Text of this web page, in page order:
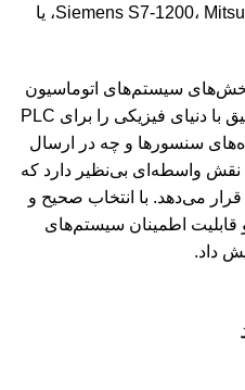
شما سازگار باشد (مانند Siemens S7-1200، Mitsubishi، یا
بخش‌های سیستم‌های اتوماسیون
صنعتی است که امکان تعامل دقیق با دنیای فیزیکی را برای PLC
سنسورها و چه در ارسال
نقش واسطه‌ای بی‌نظیر دارد که
می‌دهد. با انتخاب صحیح و
قابلیت اطمینان سیستم‌های
داد.